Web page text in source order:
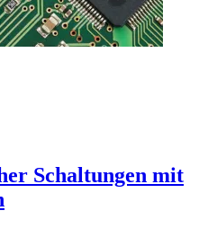
Schaltungen mit